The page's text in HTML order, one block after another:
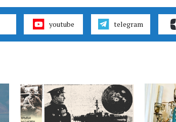
youtube telegram